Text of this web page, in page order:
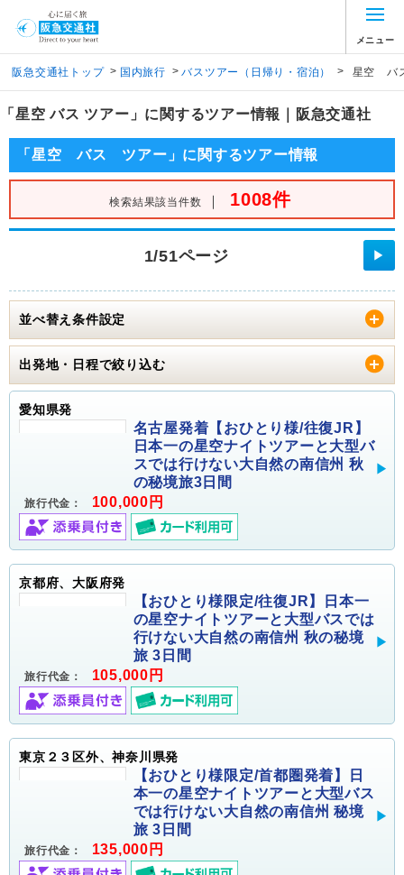
メニュー
阪急交通社トップ > 国内旅行 > バスツアー（日帰り・宿泊） > 星空 バ
「星空 バス ツアー」に関するツアー情報｜阪急交通社
「星空 バス ツアー」に関するツアー情報
検索結果該当件数 ｜ 1008件
1/51ページ ▶
並べ替え条件設定
出発地・日程で絞り込む
愛知県発
名古屋発着【おひとり様/往復JR】
日本一の星空ナイトツアーと大型バ
スでは行けない大自然の南信州 秋
の秘境旅3日間
旅行代金： 100,000円
京都府、大阪府発
【おひとり様限定/往復JR】日本一
の星空ナイトツアーと大型バスでは
行けない大自然の南信州 秋の秘境
旅 3日間
旅行代金： 105,000円
東京２３区外、神奈川県発
【おひとり様限定/首都圏発着】日
本一の星空ナイトツアーと大型バス
では行けない大自然の南信州 秘境
旅 3日間
旅行代金： 135,000円